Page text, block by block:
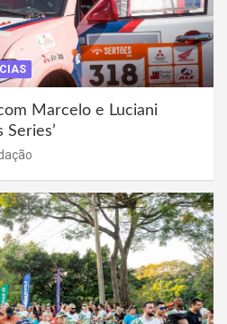
Marcelo e Luciani
Series’